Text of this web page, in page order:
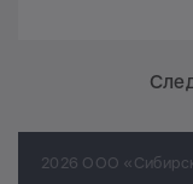
2026 ООО